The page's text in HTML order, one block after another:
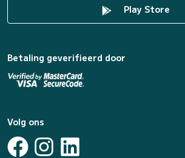
Play Store
Betaling geverifieerd door
Volg ons